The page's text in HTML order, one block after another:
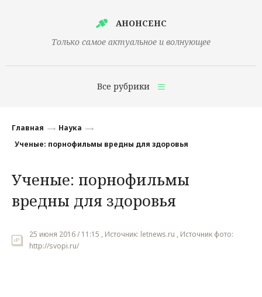
АНОНСЕНС
Только самое актуальное и волнующее
Все рубрики
Финансы
Наука
Культура
Общество
Главная
Наука
Ученые: порнофильмы вредны для здоровья
Ученые: порнофильмы
вредны для здоровья
25 июня 2016 / 11:15 , Источник: letnews.ru , Источник фото:
http://svopi.ru/